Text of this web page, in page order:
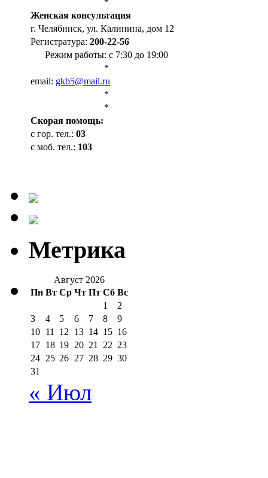
*
Женская консультация
г. Челябинск, ул. Калинина, дом 12
Регистратура: 200-22-56
Режим работы: с 7:30 до 19:00
*
email: gkb5@mail.ru
*
*
Cкорая помощь:
с гор. тел.: 03
с моб. тел.: 103
Метрика
Август 2026
Пн Вт Ср Чт Пт Сб Вс
1
2
3
4 5 6 7 8
9
10 11 12 13 14 15 16
17 18 19 20 21 22 23
24 25 26 27 28 29 30
31
« Июл